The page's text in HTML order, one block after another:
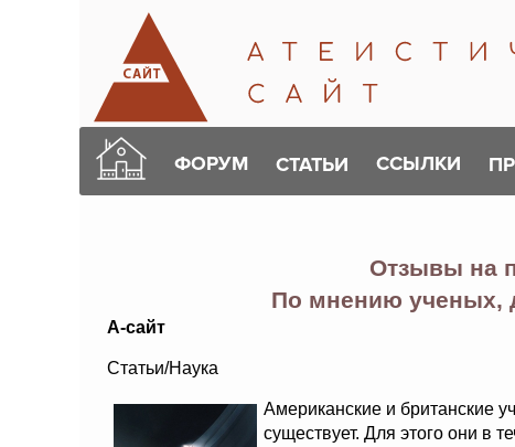
ФОРУМ СТАТЬИ ССЫЛКИ
Отзывы на
По мнению ученых,
А-сайт
Статьи/Наука
Американские и британские
существует. Для этого они в